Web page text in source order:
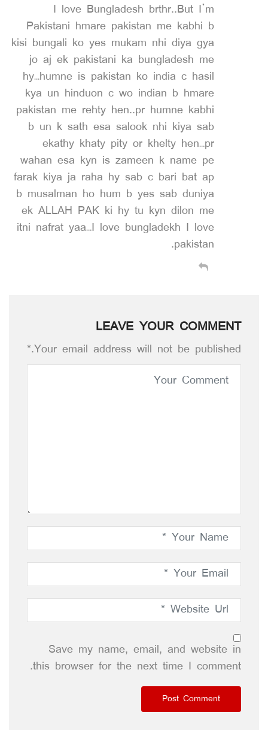
I love Bungladesh brthr..But I’m
Pakistani hmare pakistan me kabhi b
kisi bungali ko yes mukam nhi diya gya
jo aj ek pakistani ka bungladesh me
hy…humne is pakistan ko india c hasil
kya un hinduon c wo indian b hmare
pakistan me rehty hen..pr humne kabhi
b un k sath esa salook nhi kiya sab
ekathy khaty pity or khelty hen…pr
wahan esa kyn is zameen k name pe
farak kiya ja raha hy sab c bari bat ap
b musalman ho hum b yes sab duniya
ek ALLAH PAK ki hy tu kyn dilon me
itni nafrat yaa…I love bungladekh I love
pakistan.
LEAVE YOUR COMMENT
Your email address will not be published.*
Save my name, email, and website in
this browser for the next time I comment.